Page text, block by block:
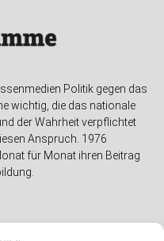
Politik gegen das
wichtig, die das nationale
der Wahrheit verpflichtet
Anspruch. 1976
für Monat ihren Beitrag